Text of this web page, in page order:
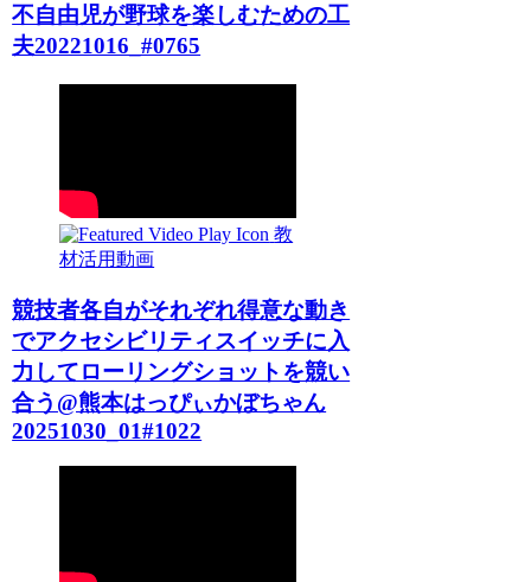
不自由児が野球を楽しむための工
夫20221016_#0765
教
材活用動画
競技者各自がそれぞれ得意な動き
でアクセシビリティスイッチに入
力してローリングショットを競い
合う@熊本はっぴぃかぼちゃん
20251030_01#1022